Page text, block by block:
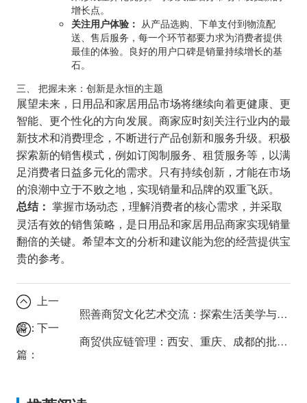
增长点。
关注用户体验： 从产品选购、下单支付到物流配
送、售后服务，每一个环节都要力求为消费者提供
最佳的体验。良好的用户口碑是销量持续增长的基
石。
三、 把握未来：创新是永恒的主题
展望未来，日用品和家居用品市场将继续向着更健康、更
智能、更个性化的方向发展。商家应时刻关注行业内的最
新技术和消费理念，不断进行产品创新和服务升级。积极
探索新的销售模式，例如订阅制服务、租赁服务等，以满
足消费者日益多元化的需求。只有持续创新，才能在市场
的浪潮中立于不败之地，实现销量和品牌的双重飞跃。
总结： 掌握市场动态，理解消费者的核心需求，并采取
灵活有效的销售策略，是日用品和家居用品商家实现销量
翻倍的关键。希望本文的分析和建议能为您的经营提供宝
贵的参考。
上一
篇：
熙善商贸文化艺术交流：探索生活美学与商业机遇
下一
篇：
商贸供应链管理：西安、重庆、成都的批发与供应链新趋势！